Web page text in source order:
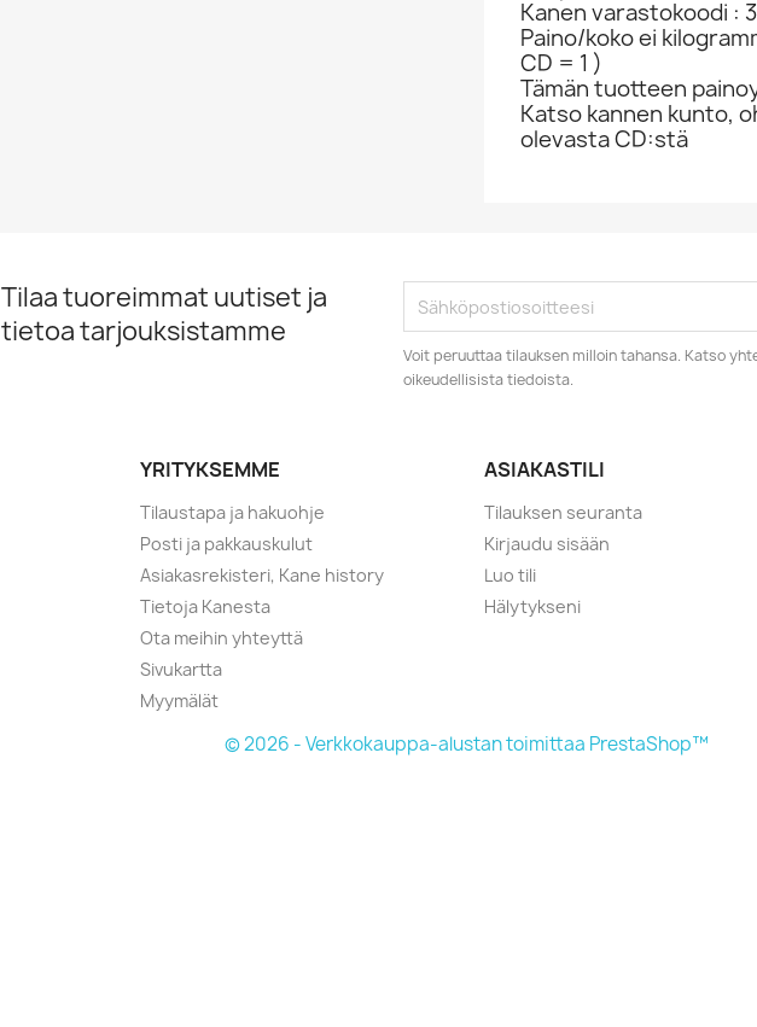
Kanen varastokoodi :
Paino/koko ei
CD = 1 )
Tämän tuotteen
Katso kannen kunto,
olevasta CD:stä
Tilaa tuoreimmat uutiset ja
tietoa tarjouksistamme
Voit peruuttaa tilauksen milloin tahansa. Katso
oikeudellisista tiedoista.
YRITYKSEMME
Tilaustapa ja hakuohje
Posti ja pakkauskulut
Asiakasrekisteri, Kane history
Tietoja Kanesta
Ota meihin yhteyttä
Sivukartta
Myymälät
ASIAKASTILI
Tilauksen seuranta
Kirjaudu sisään
Luo tili
Hälytykseni
© 2026 - Verkkokauppa-alustan toimittaa PrestaShop™